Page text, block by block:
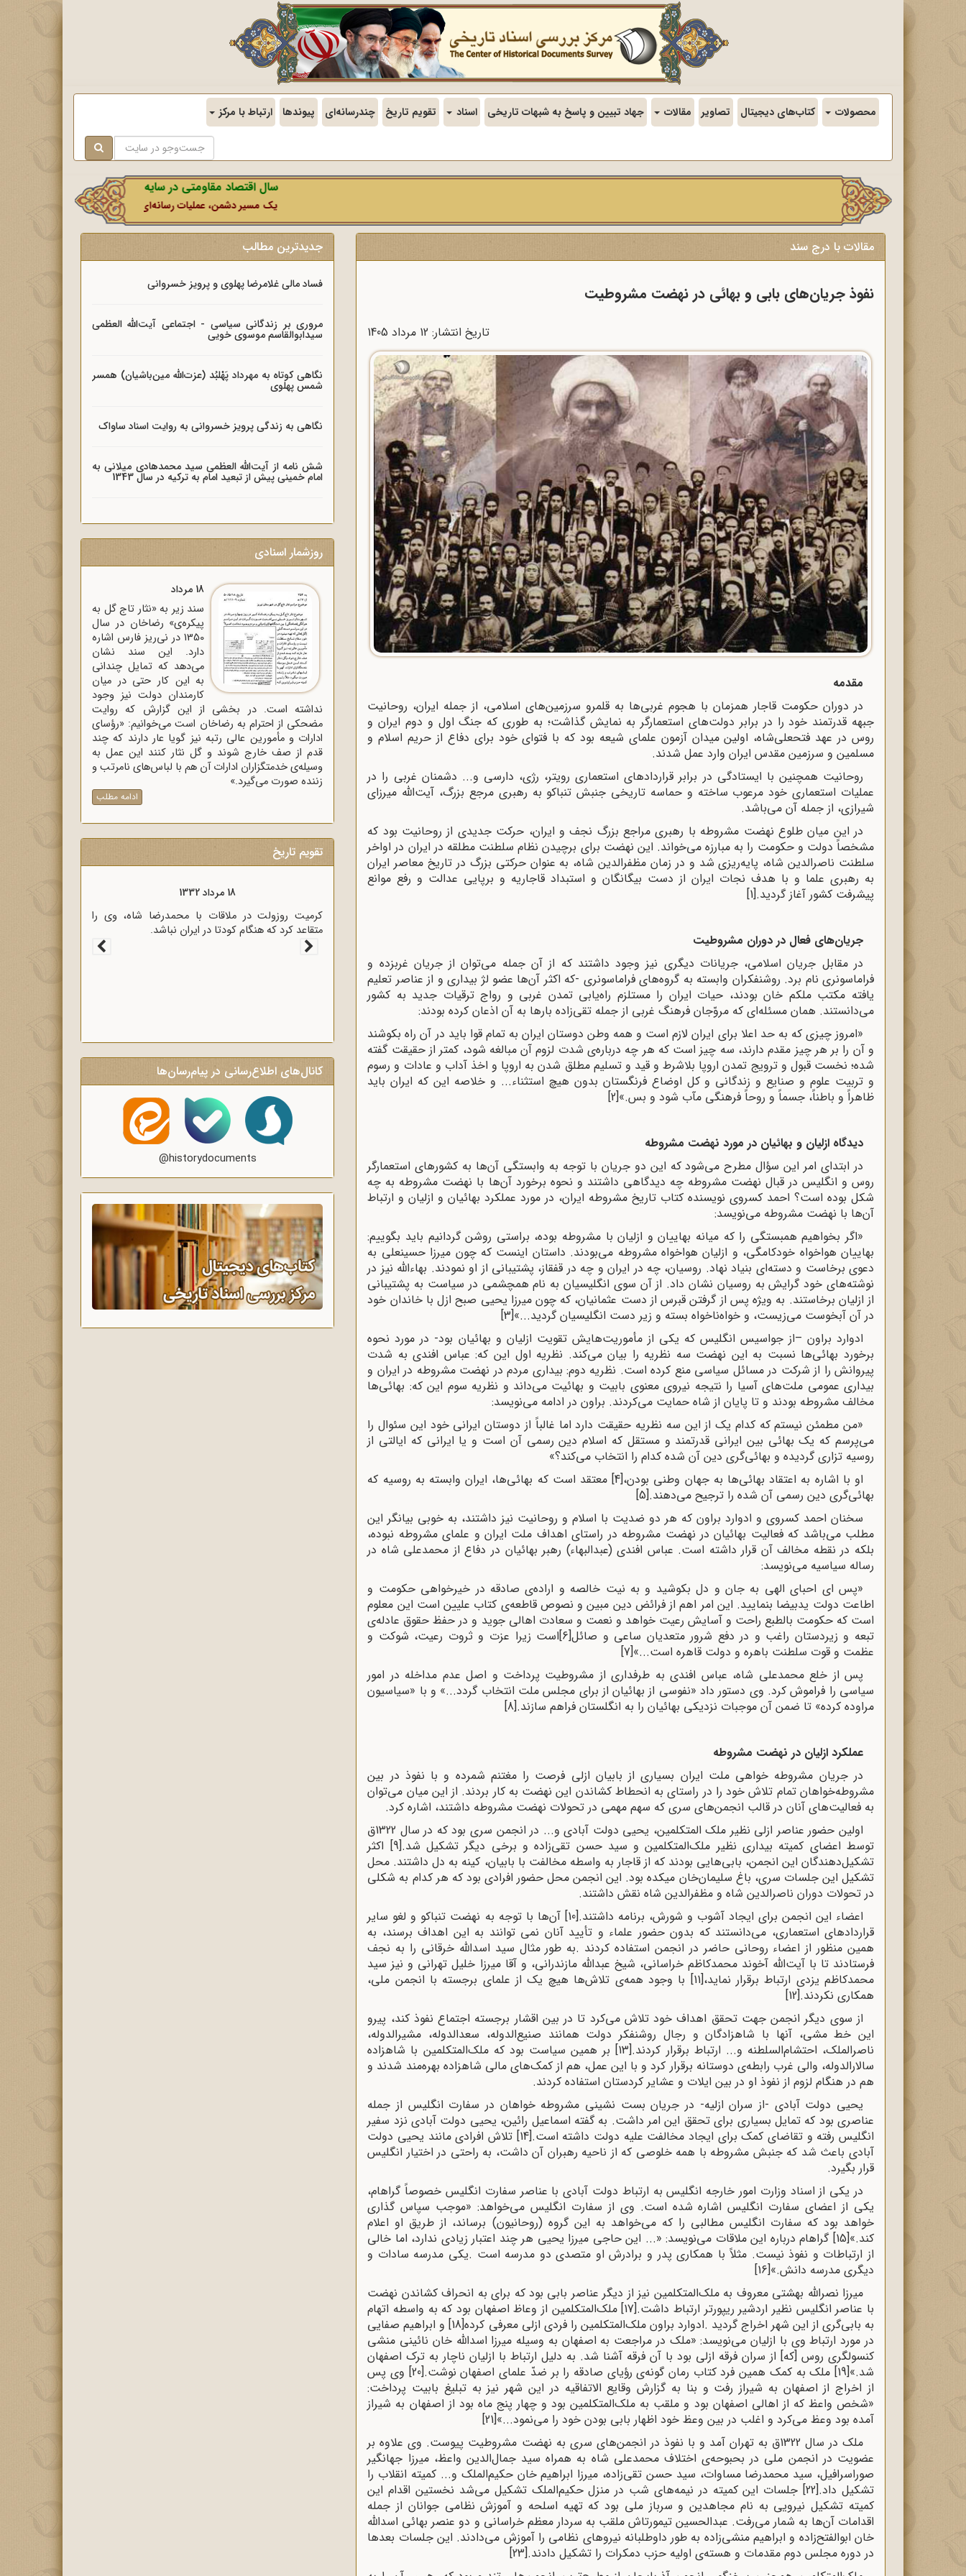
محصولات کتاب‌های دیجیتال تصاویر مقالات جهاد تبیین و پاسخ به شبهات تاریخی اسناد تقویم تاریخ چندرسانه‌ای پیوندها ارتباط با مرکز
سال اقتصاد مقاومتی در سایه وحدت ملی و امنیت ملی.
یک مسیر دشمن، عملیات رسانه‌ای او است که در این ایام بطور خاص
مقالات با درج سند
نفوذ جریان‌های بابی و بهائی در نهضت مشروطیت
تاریخ انتشار: 12 مرداد 1405
مقدمه
در دوران حکومت قاجار همزمان با هجوم غربی‌ها به قلمرو سرزمین‌های اسلامی، از جمله ایران، روحانیت
جبهه قدرتمند خود را در برابر دولت‌های استعمارگر به نمایش گذاشت؛ به طوری که جنگ اول و دوم ایران و
روس در عهد فتحعلی‌شاه، اولین میدان آزمون علمای شیعه بود که با فتوای خود برای دفاع از حریم اسلام و
مسلمین و سرزمین مقدس ایران وارد عمل شدند.
روحانیت همچنین با ایستادگی در برابر قراردادهای استعماری رویتر، رژی، دارسی و... دشمنان غربی را در
عملیات استعماری خود مرعوب ساخته و حماسه تاریخی جنبش تنباکو به رهبری مرجع بزرگ، آیت‌الله میرزای
شیرازی، از جمله آن می‌باشد.
در این میان طلوع نهضت مشروطه با رهبری مراجع بزرگ نجف و ایران، حرکت جدیدی از روحانیت بود که
مشخصاً دولت و حکومت را به مبارزه می‌خواند. این نهضت برای برچیدن نظام سلطنت مطلقه در ایران در اواخر
سلطنت ناصرالدین شاه، پایه‌ریزی شد و در زمان مظفرالدین شاه، به عنوان حرکتی بزرگ در تاریخ معاصر ایران
به رهبری علما و با هدف نجات ایران از دست بیگانگان و استبداد قاجاریه و برپایی عدالت و رفع موانع
پیشرفت کشور آغاز گردید.[1]
جریان‌های فعال در دوران مشروطیت
در مقابل جریان اسلامی، جریانات دیگری نیز وجود داشتند که از آن جمله می‌توان از جریان غربزده و
فراماسونری نام برد. روشنفکران وابسته به گروه‌های فراماسونری -که اکثر آن‌ها عضو لژ بیداری و از عناصر تعلیم
یافته مکتب ملکم خان بودند، حیات ایران را مستلزم راه‌یابی تمدن غربی و رواج ترقیات جدید به کشور
می‌دانستند. همان مسئله‌ای که مروّجان فرهنگ غربی از جمله تقی‌زاده بارها به آن اذعان کرده بودند:
«امروز چیزی که به حد اعلا برای ایران لازم است و همه وطن دوستان ایران به تمام قوا باید در آن راه بکوشند
و آن را بر هر چیز مقدم دارند، سه چیز است که هر چه درباره‌ی شدت لزوم آن مبالغه شود، کمتر از حقیقت گفته
شده؛ نخست قبول و ترویج تمدن اروپا بلاشرط و قید و تسلیم مطلق شدن به اروپا و اخذ آداب و عادات و رسوم
و تربیت علوم و صنایع و زندگانی و کل اوضاع فرنگستان بدون هیچ استثناء... و خلاصه این که ایران باید
ظاهراً و باطناً، جسماً و روحاً فرهنگی مآب شود و بس.»[2]
دیدگاه ازلیان و بهائیان در مورد نهضت مشروطه
در ابتدای امر این سؤال مطرح می‌شود که این دو جریان با توجه به وابستگی آن‌ها به کشورهای استعمارگر
روس و انگلیس در قبال نهضت مشروطه چه دیدگاهی داشتند و نحوه برخورد آن‌ها با نهضت مشروطه به چه
شکل بوده است؟ احمد کسروی نویسنده کتاب تاریخ مشروطه ایران، در مورد عملکرد بهائیان و ازلیان و ارتباط
آن‌ها با نهضت مشروطه می‌نویسد:
«اگر بخواهیم همبستگى را که میانه بهاییان و ازلیان‌ با مشروطه بوده، براستى روشن گردانیم باید بگوییم:
بهاییان هواخواه خودکامگى، و ازلیان‌ هواخواه مشروطه مى‌بودند. داستان اینست که چون میرزا حسینعلى به
دعوى برخاست و دسته‌اى بنیاد نهاد. روسیان، چه در ایران و چه در قفقاز، پشتیبانى از او نمودند. بهاء‌الله نیز در
نوشته‌هاى خود گرایش به روسیان نشان داد. از آن سوى انگلیسیان به نام همچشمى در سیاست به پشتیبانى
از ازلیان برخاستند. به ویژه پس از گرفتن قبرس از دست عثمانیان، که چون میرزا یحیى صبح ازل با خاندان خود
در آن آبخوست می‌زیست، و خواه‌ناخواه بسته و زیر دست انگلیسیان گردید...»[3]
ادوارد براون –از جواسیس انگلیس که یکی از مأموریت‌هایش تقویت ازلیان و بهائیان بود- در مورد نحوه
برخورد بهائی‌ها نسبت به این نهضت سه نظریه را بیان می‌کند. نظریه اول این که: عباس افندی به شدت
پیروانش را از شرکت در مسائل سیاسی منع کرده است. نظریه دوم: بیداری مردم در نهضت مشروطه در ایران و
بیداری عمومی ملت‌های آسیا را نتیجه نیروی معنوی بابیت و بهائیت می‌داند و نظریه سوم این که: بهائی‌ها
مخالف مشروطه بودند و تا پایان از شاه حمایت می‌کردند. براون در ادامه می‌نویسد:
«من مطمئن نیستم که کدام یک از این سه نظریه حقیقت دارد اما غالباً از دوستان ایرانی خود این سئوال را
می‌پرسم که یک بهائی بین ایرانی قدرتمند و مستقل که اسلام دین رسمی آن است و یا ایرانی که ایالتی از
روسیه تزاری گردیده و بهائی‌گری دین آن شده کدام را انتخاب می‌کند؟»
او با اشاره به اعتقاد بهائی‌ها به جهان وطنی بودن،[4] معتقد است که بهائی‌ها، ایران وابسته به روسیه که
بهائی‌گری دین رسمی آن شده را ترجیح می‌دهند.[5]
سخنان احمد کسروی و ادوارد براون که هر دو ضدیت با اسلام و روحانیت نیز داشتند، به خوبی بیانگر این
مطلب می‌باشد که فعالیت بهائیان در نهضت مشروطه در راستای اهداف ملت ایران و علمای مشروطه نبوده،
بلکه در نقطه مخالف آن قرار داشته است. عباس افندی (عبدالبهاء) رهبر بهائیان در دفاع از محمدعلی شاه در
رساله سیاسیه می‌نویسد:
«پس‌ ای احبای الهی به جان و دل بکوشید و به نیت خالصه و اراده‌ی صادقه در خیرخواهی حکومت و
اطاعت دولت یدبیضا بنمایید. این امر اهم از فرائض دین مبین و نصوص قاطعه‌ی کتاب علیین است این معلوم
است که حکومت بالطبع راحت و آسایش رعیت خواهد و نعمت و سعادت اهالی جوید و در حفظ حقوق عادله‌ی
تبعه و زیردستان راغب و در دفع شرور متعدیان ساعی و صائل[6]است زیرا عزت و ثروت رعیت، شوکت و
عظمت و قوت سلطنت باهره و دولت قاهره است...»[7]
پس از خلع محمدعلی شاه، عباس افندی به طرفداری از مشروطیت پرداخت و اصل عدم مداخله در امور
سیاسی را فراموش کرد. وی دستور داد «نفوسی از بهائیان از برای مجلس ملت انتخاب گردد...» و با «سیاسیون
مراوده کرده» تا ضمن آن موجبات نزدیکی بهائیان را به انگلستان فراهم سازند.[8]
عملکرد ازلیان در نهضت مشروطه
در جریان مشروطه خواهی ملت ایران بسیاری از بابیان ازلی فرصت را مغتنم شمرده و با نفوذ در بین
مشروطه‌خواهان تمام تلاش خود را در راستای به انحطاط کشاندن این نهضت به کار بردند. از این میان می‌توان
به فعالیت‌های آنان در قالب انجمن‌های سری که سهم مهمی در تحولات نهضت مشروطه داشتند، اشاره کرد.
اولین حضور عناصر ازلی نظیر ملک المتکلمین، یحیی دولت آبادی و... در انجمن سری بود که در سال 1322ق
توسط اعضای کمیته بیداری نظیر ملک‌المتکلمین و سید حسن تقی‌زاده و برخی دیگر تشکیل شد.[9] اکثر
تشکیل‌دهندگان این انجمن، بابی‌هایی بودند که از قاجار به واسطه مخالفت با بابیان، کینه به دل داشتند. محل
تشکیل این جلسات سری، باغ سلیمان‌خان میکده بود. این انجمن محل حضور افرادی بود که هر کدام به شکلی
در تحولات دوران ناصرالدین شاه و مظفرالدین شاه نقش داشتند.
اعضاء این انجمن برای ایجاد آشوب و شورش، برنامه داشتند.[10] آن‌ها با توجه به نهضت تنباکو و لغو سایر
قراردادهای استعماری، می‌دانستند که بدون حضور علماء و تأیید آنان نمی توانند به این اهداف برسند، به
همین منظور از اعضاء روحانی حاضر در انجمن استفاده کردند .به طور مثال سید اسد‌الله خرقانی را به نجف
فرستادند تا با آیت‌الله آخوند محمدکاظم خراسانی، شیخ عبدالله مازندرانی، و آقا میرزا خلیل تهرانی و نیز سید
محمدکاظم یزدی ارتباط برقرار نماید،[11] با وجود همه‌ی تلاش‌ها هیچ یک از علمای برجسته با انجمن ملی،‌
همکاری نکردند.[12]
از سوی دیگر انجمن جهت تحقق اهداف خود تلاش می‌کرد تا در بین اقشار برجسته اجتماع نفوذ کند، پیرو
این خط مشی، آنها با شاهزادگان و رجال روشنفکر دولت همانند صنیع‌الدوله، سعدالدوله، مشیرالدوله،
ناصرالملک، احتشام‌السلطنه و... ارتباط برقرار کردند.[13] بر همین سیاست بود که ملک‌المتکلمین با شاهزاده
سالارالدوله، والی غرب رابطه‌ی دوستانه برقرار کرد و با این عمل، هم از کمک‌های مالی شاهزاده بهره‌مند شدند و
هم در هنگام لزوم از نفوذ او در بین ایلات و عشایر کردستان استفاده کردند.
یحیی دولت آبادی -از سران ازلیه- در جریان بست نشینی مشروطه خواهان در سفارت انگلیس از جمله
عناصری بود که تمایل بسیاری برای تحقق این امر داشت. به گفته اسماعیل رائین، یحیی دولت آبادی نزد سفیر
انگلیس رفته و تقاضای کمک برای ایجاد مخالفت علیه دولت داشته است.[14] تلاش افرادی مانند یحیی دولت
آبادی باعث شد که جنبش مشروطه با همه خلوصی که از ناحیه رهبران آن داشت، به راحتی در اختیار انگلیس
قرار بگیرد.
در یکی از اسناد وزارت امور خارجه انگلیس به ارتباط دولت آبادی با عناصر سفارت انگلیس خصوصاً گراهام،
یکی از اعضای سفارت انگلیس اشاره شده است. وی از سفارت انگلیس می‌خواهد: «موجب سپاس گذاری
خواهد بود که سفارت انگلیس مطالبی را که می‌خواهد به این گروه)روحانیون) برساند، از طریق او اعلام
کند.»[15] گراهام درباره این ملاقات می‌نویسد: «... این حاجی میرزا یحیی هر چند اعتبار زیادی ندارد، اما خالی
از ارتباطات و نفوذ نیست. مثلاً با همکاری پدر و برادرش او متصدی دو مدرسه است .یکی مدرسه سادات و
دیگری مدرسه دانش.»[16]
میرزا نصرالله بهشتی معروف به ملک‌المتکلمین نیز از دیگر عناصر بابی بود که برای به انحراف کشاندن نهضت
با عناصر انگلیس نظیر اردشیر ریپورتر ارتباط داشت.[17] ملک‌المتکلمین از وعاظ اصفهان بود که به واسطه اتهام
به بابی‌گری از این شهر اخراج گردید .ادوارد براون ملک‌المتکلمین را فردی ازلی معرفی کرده[18] و ابراهیم صفایی
در مورد ارتباط وی با ازلیان می‌نویسد: «ملک در مراجعت به اصفهان به وسیله میرزا اسدالله خان نائینی منشی
کنسولگری روس [که] از سران فرقه ازلی بود با آن فرقه آشنا شد. به دلیل ارتباط با ازلیان ناچار به ترک اصفهان
شد.»[19] ملک به کمک همین فرد کتاب رمان گونه‌ی رؤیای صادقه را بر ضدّ علمای اصفهان نوشت.[20] وی پس
از اخراج از اصفهان به شیراز رفت و بنا به گزارش وقایع الاتفاقیه در این شهر نیز به تبلیغ بابیت پرداخت:
«شخص واعظ که از اهالی اصفهان بود و ملقب به ملک‌المتکلمین بود و چهار پنج ماه بود از اصفهان به شیراز
آمده بود وعظ می‌کرد و اغلب در بین وعظ خود اظهار بابی بودن خود را می‌نمود...»[21]
ملک در سال 1322ق به تهران آمد و با نفوذ در انجمن‌های سری به نهضت مشروطیت پیوست. وی علاوه بر
عضویت در انجمن ملی در بحبوحه‌ی اختلاف محمدعلی شاه به همراه سید جمال‌الدین واعظ، میرزا جهانگیر
صوراسرافیل، سید محمدرضا مساوات، سید حسن تقی‌زاده، میرزا ابراهیم خان حکیم‌الملک و... کمیته انقلاب را
تشکیل داد.[22] جلسات این کمیته در نیمه‌های شب در منزل حکیم‌الملک تشکیل می‌شد نخستین اقدام این
کمیته تشکیل نیرویی به نام مجاهدین و سرباز ملی بود که تهیه اسلحه و آموزش نظامی جوانان از جمله
اقدامات آن‌ها به شمار می‌رفت. عبدالحسین تیمورتاش ملقب به سردار معظم خراسانی و دو عنصر بهائی اسدالله
خان ابوالفتح‌زاده و ابراهیم منشی‌زاده به طور داوطلبانه نیروهای نظامی را آموزش می‌دادند. این جلسات بعدها
در دوره مجلس دوم مقدمات و هسته‌ی اولیه حزب دمکرات را تشکیل دادند.[23]
جدیدترین مطالب
فساد مالی غلامرضا پهلوی و پرویز خسروانی
مروری بر زندگانی سیاسی - اجتماعی آیت‌الله العظمی
سیدابوالقاسم موسوی خویی
نگاهی کوتاه به مهرداد پَهْلبُد (عزت‌الله مین‌باشیان) همسر
شمس پهلوی
نگاهی به زندگی پرویز خسروانی به روایت اسناد ساواک
شش نامه از آیت‌الله العظمی سید محمدهادی میلانی به
امام خمینی پیش از تبعید امام به ترکیه در سال 1343
روزشمار اسنادی
18 مرداد
سند زیر به «نثار تاج گل به
پیکره‌ی» رضاخان در سال
1350 در نی‌ریز فارس اشاره
دارد. این سند نشان
می‌دهد که تمایل چندانی
به این کار حتی در میان
کارمندان دولت نیز وجود
نداشته است. در بخشی از این گزارش که روایت
مضحکی از احترام به رضاخان است می‌خوانیم: «رؤسای
ادارات و مأمورین عالی رتبه نیز گویا عار دارند که چند
قدم از صف خارج شوند و گل نثار کنند این عمل به
وسیله‌ی خدمتگزاران ادارات آن هم با لباس‌های نامرتب و
زننده صورت می‌گیرد.»
ادامه مطلب
تقویم تاریخ
18 مرداد 1333
بسیاری از رجال روحانی و سیاسی کشور در نامه‌ای برای
رؤسای مجلسین، خشم خود را از پرداخت غرامت به
انگلیس اعلام کردند.
کانال‌های اطلاع‌رسانی در پیام‌رسان‌ها
@historydocuments